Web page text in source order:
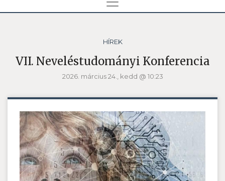
HÍREK
VII. Neveléstudományi Konferencia
2026. március 24., kedd @ 10:23